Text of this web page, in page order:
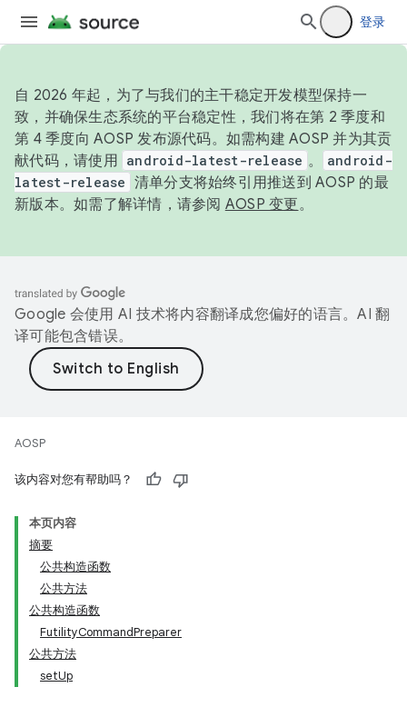
登录
自 2026 年起，为了与我们的主干稳定开发模型保持一
致，并确保生态系统的平台稳定性，我们将在第 2 季度和
第 4 季度向 AOSP 发布源代码。如需构建 AOSP 并为其贡
献代码，请使用 android-latest-release 。
android-
latest-release 清单分支将始终引用推送到 AOSP 的最
新版本。如需了解详情，请参阅 AOSP 变更。
Google 会使用 AI 技术将内容翻译成您偏好的语言。AI 翻
译可能包含错误。
AOSP
该内容对您有帮助吗？
本页内容
摘要
公共构造函数
公共方法
公共构造函数
FutilityCommandPreparer
公共方法
setUp